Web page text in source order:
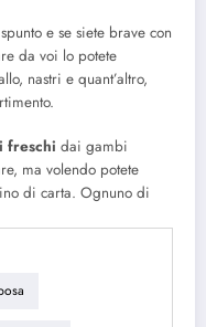
e se siete brave con
da voi lo potete
nastri e quant’altro,
freschi dai gambi
ma volendo potete
di carta. Ognuno di